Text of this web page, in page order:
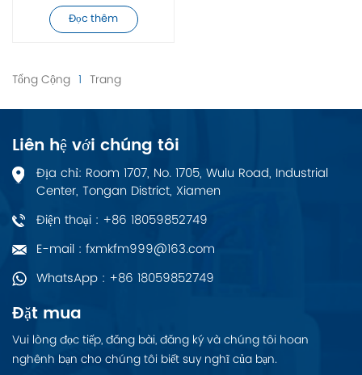
Đọc thêm
Tổng Cộng 1 Trang
Liên hệ với chúng tôi
Địa chỉ: Room 1707, No. 1705, Wulu Road, Industrial
Center, Tongan District, Xiamen
Điện thoại : +86 18059852749
E-mail : fxmkfm999@163.com
WhatsApp : +86 18059852749
Đặt mua
Vui lòng đọc tiếp, đăng bài, đăng ký và chúng tôi hoan
nghênh bạn cho chúng tôi biết suy nghĩ của bạn.